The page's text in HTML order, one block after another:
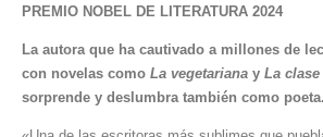
PREMIO NOBEL DE LITERATURA 2024
La autora que ha cautivado a millones de
con novelas como La vegetariana y La
sorprende y deslumbra también como poeta.